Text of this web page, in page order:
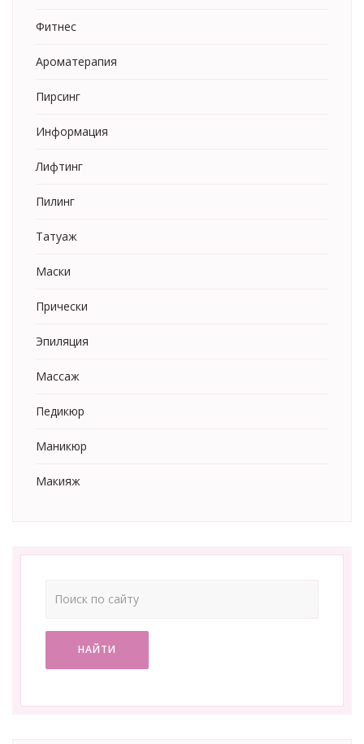
Фитнес
Ароматерапия
Пирсинг
Информация
Лифтинг
Пилинг
Татуаж
Маски
Прически
Эпиляция
Массаж
Педикюр
Маникюр
Макияж
НАЙТИ